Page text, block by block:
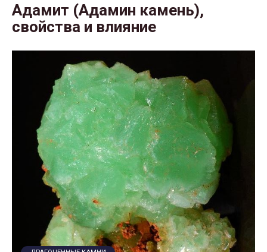
Адамит (Адамин камень),
свойства и влияние